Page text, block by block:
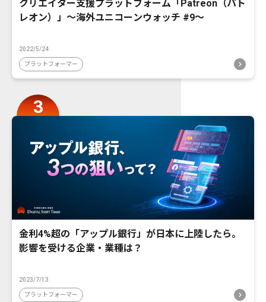
クリエイター支援プラットフォーム「Patreon（パト
レオン）」〜海外ユニコーンウォッチ #9〜
2022/5/24
プラットフォーマー
金利4%超の「アップル銀行」が日本に上陸したら。
影響を受ける企業・業種は？
2023/7/13
プラットフォーマー